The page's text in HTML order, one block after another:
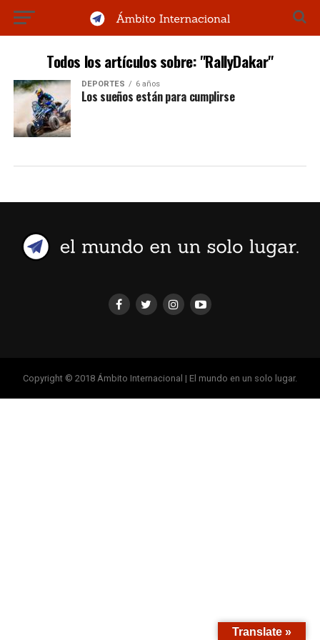
Todos los artículos sobre: "RallyDakar"
DEPORTES 6 años
Los sueños están para cumplirse
Copyright © 2018 Ámbito Internacional | El mundo en un solo lugar.
Translate »